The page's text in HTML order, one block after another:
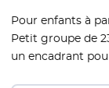
Pour enfants à
Petit groupe de
un encadrant